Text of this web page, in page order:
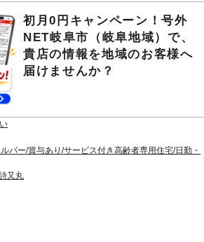
初月0円キャンペーン！号外
NET岐阜市（岐阜地域）で、
貴店の情報を地域のお客様へ
届けませんか？
パー/賞与あり/サービス付き高齢者専用住宅/日勤・
又丸